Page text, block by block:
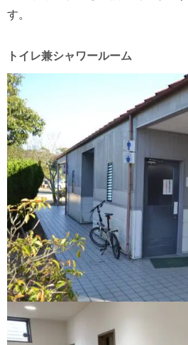
す。
トイレ兼シャワールーム